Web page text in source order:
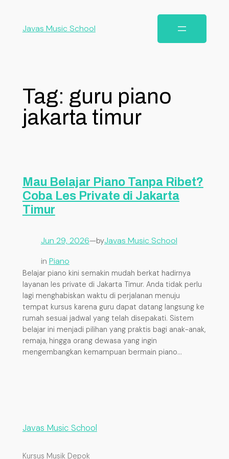
Javas Music School
Tag: guru piano
jakarta timur
Mau Belajar Piano Tanpa Ribet?
Coba Les Private di Jakarta
Timur
Jun 29, 2026—byJavas Music School
in Piano
Belajar piano kini semakin mudah berkat hadirnya
layanan les private di Jakarta Timur. Anda tidak perlu
lagi menghabiskan waktu di perjalanan menuju
tempat kursus karena guru dapat datang langsung ke
rumah sesuai jadwal yang telah disepakati. Sistem
belajar ini menjadi pilihan yang praktis bagi anak-anak,
remaja, hingga orang dewasa yang ingin
mengembangkan kemampuan bermain piano…
Javas Music School
Kursus Musik Depok